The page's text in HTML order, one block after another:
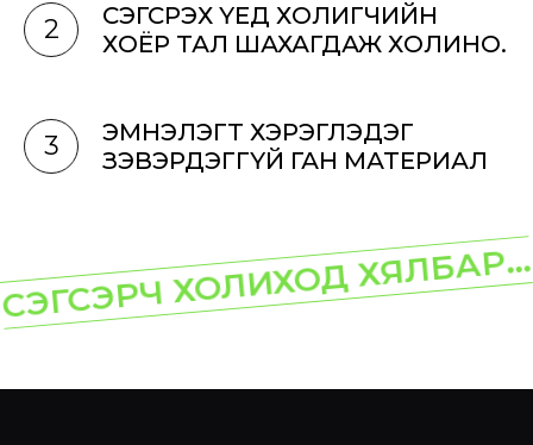
2
СЭГСРЭХ ҮЕД ХОЛИГЧИЙН
ХОЁР ТАЛ ШАХАГДАЖ ХОЛИНО.
3
ЭМНЭЛЭГТ ХЭРЭГЛЭДЭГ
ЗЭВЭРДЭГГҮЙ ГАН МАТЕРИАЛ
СЭГСЭРЧ ХОЛИХОД ХЯЛБАР...